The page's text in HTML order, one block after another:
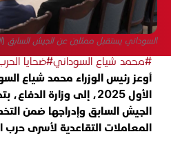
السوداني يستقبل ممثلين عن الجيش السابق
#محمد شياع السوداني#ضحايا
الأول 2025، إلى وزارة الدفاع،
الجيش السابق وإدراجها ضمن
المعاملات التقاعدية لأسرى حرب